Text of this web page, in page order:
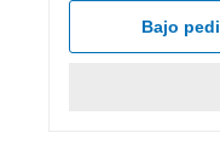
Bajo